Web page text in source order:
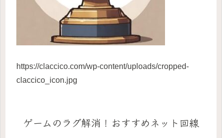
https://claccico.com/wp-content/uploads/cropped-
claccico_icon.jpg
ゲームのラグ解消！おすすめネット回線